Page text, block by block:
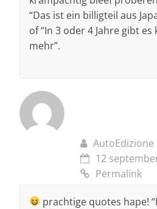
“Das ist ein billigteil aus
of “In 3 oder 4 Jahre gibt
mehr”.
AutoEdizione
12
Permalink
prachtige quotes hape!